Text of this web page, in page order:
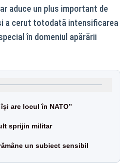
aduce un plus important de
a cerut totodată intensificarea
în domeniul apărării
are locul în NATO”
sprijin militar
un subiect sensibil